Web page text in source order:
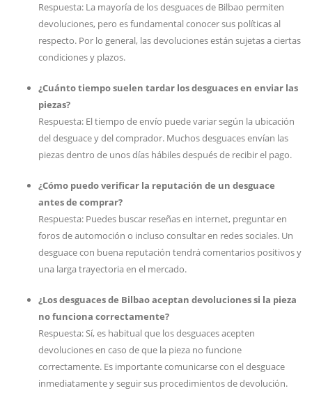
Respuesta: La mayoría de los desguaces de Bilbao permiten
devoluciones, pero es fundamental conocer sus políticas al
respecto. Por lo general, las devoluciones están sujetas a ciertas
condiciones y plazos.
¿Cuánto tiempo suelen tardar los desguaces en enviar las
piezas?
Respuesta: El tiempo de envío puede variar según la ubicación
del desguace y del comprador. Muchos desguaces envían las
piezas dentro de unos días hábiles después de recibir el pago.
¿Cómo puedo verificar la reputación de un desguace
antes de comprar?
Respuesta: Puedes buscar reseñas en internet, preguntar en
foros de automoción o incluso consultar en redes sociales. Un
desguace con buena reputación tendrá comentarios positivos y
una larga trayectoria en el mercado.
¿Los desguaces de Bilbao aceptan devoluciones si la pieza
no funciona correctamente?
Respuesta: Sí, es habitual que los desguaces acepten
devoluciones en caso de que la pieza no funcione
correctamente. Es importante comunicarse con el desguace
inmediatamente y seguir sus procedimientos de devolución.